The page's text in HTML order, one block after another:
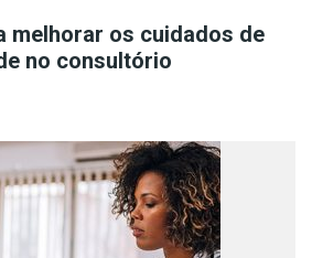
melhorar os cuidados de
no consultório